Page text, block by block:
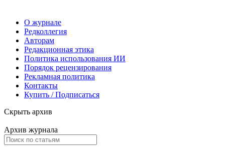
О журнале
Редколлегия
Авторам
Редакционная этика
Политика использования ИИ
Порядок рецензирования
Рекламная политика
Контакты
Купить / Подписаться
Скрыть архив
Архив журнала